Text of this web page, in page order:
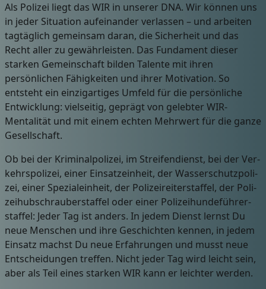
Als Polizei liegt das WIR in unserer DNA. Wir können uns
in jeder Situation aufeinander verlassen – und arbeiten
tagtäglich gemeinsam daran, die Sicherheit und das
Recht aller zu gewährleisten. Das Fundament dieser
starken Gemeinschaft bilden Talente mit ihren
persönlichen Fähigkeiten und ihrer Motivation. So
entsteht ein einzigartiges Umfeld für die persönliche
Entwicklung: vielseitig, geprägt von gelebter WIR-
Mentalität und mit einem echten Mehrwert für die ganze
Gesellschaft.
Ob bei der Kri­mi­nal­po­li­zei, im Streifendienst, bei der Ver­
kehrs­po­li­zei, ei­ner Ein­satz­ein­heit, der Was­ser­schutz­po­li­
zei, ei­ner Spe­zi­al­ein­heit, der Po­li­zei­rei­ter­staf­fel, der Po­li­
zei­hub­schrau­ber­staf­fel oder ei­ner Po­li­zei­hun­de­füh­rer­
staf­fel: Jeder Tag ist anders. In je­dem Dienst lernst Du
neue Men­schen und ih­re Ge­schich­ten ken­nen, in je­dem
Ein­satz machst Du neue Er­fah­run­gen und musst neue
Entscheidungen treffen. Nicht je­der Tag wird leicht sein,
aber als Teil eines starken WIR kann er leichter werden.